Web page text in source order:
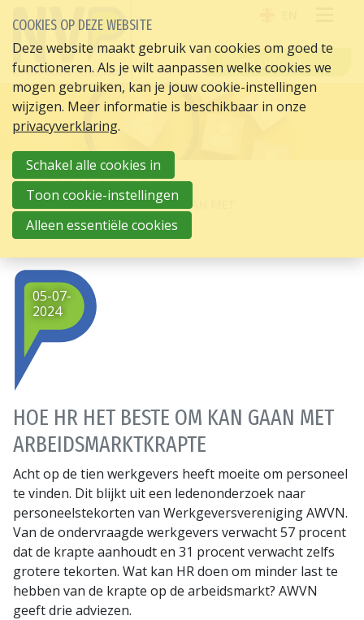
INLOGGEN
HOME
HR ACTUEEL
HOE HR HET BESTE OM KAN GAAN MET
ARBEIDSMARKTKRAPTE
HOE HR HET BESTE OM KAN GAAN MET
ARBEIDSMARKTKRAPTE
05-07-
2024
Acht op de tien werkgevers heeft moeite om personeel
te vinden. Dit blijkt uit een ledenonderzoek naar
personeelstekorten van Werkgeversvereniging AWVN.
Van de ondervraagde werkgevers verwacht 57 procent
dat de krapte aanhoudt en 31 procent verwacht zelfs
grotere tekorten. Wat kan HR doen om minder last te
hebben van de krapte op de arbeidsmarkt? AWVN
geeft drie adviezen.
COOKIES OP DEZE WEBSITE
Deze website maakt gebruik van cookies om goed te
functioneren. Als je wilt aanpassen welke cookies we
mogen gebruiken, kan je jouw cookie-instellingen
wijzigen. Meer informatie is beschikbaar in onze
privacyverklaring.
Schakel alle cookies in
Toon cookie-instellingen
Alleen essentiële cookies